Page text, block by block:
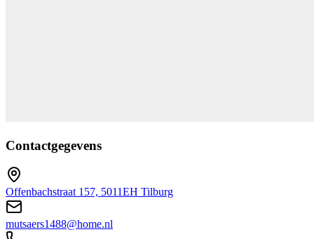
Contactgegevens
Offenbachstraat 157, 5011EH Tilburg
mutsaers1488@home.nl